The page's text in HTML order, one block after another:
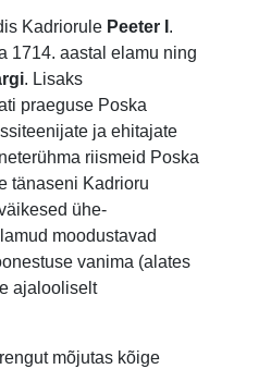
Kadriorule Peeter I .
1714. aastal elamu ning
. Lisaks
praeguse Poska
ja ehitajate
riismeid Poska
tänaseni Kadrioru
ühe-
moodustavad
vanima (alates
ajalooliselt
mõjutas kõige